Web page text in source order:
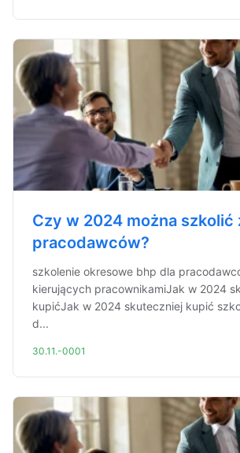
Czy w 2024 można szkolić
pracodawców?
szkolenie okresowe bhp dla
kierujących pracownikamiJak w 2024
kupićJak w 2024 skuteczniej kupić
d...
30.11.-0001